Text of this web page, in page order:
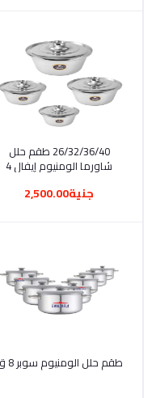
أضف إلى السلة
26/32/36/40 طقم حلل
شاورما الومنيوم إيفال 4
جنية2,500.00
أضف إلى السلة
طقم حلل الومنيوم سوبر 8 ق